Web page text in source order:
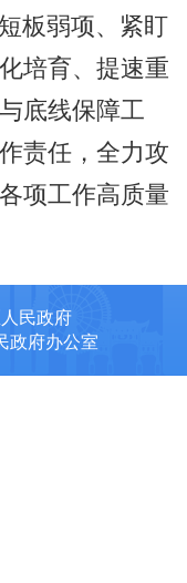
板弱项、紧盯
培育、提速重
底线保障工
责任，全力攻
项工作高质量
民政府
政府办公室